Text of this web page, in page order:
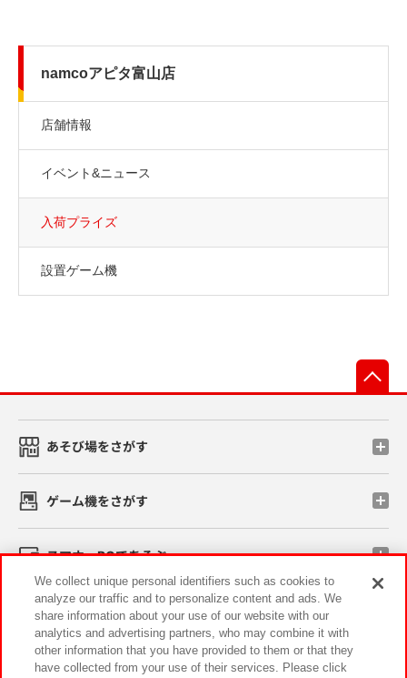
namcoアピタ富山店
店舗情報
イベント&ニュース
入荷プライズ
設置ゲーム機
あそび場をさがす
ゲーム機をさがす
スマホ・PCであそぶ
イベント・キャンペーン
We collect unique personal identifiers such as cookies to
analyze our traffic and to personalize content and ads. We
share information about your use of our website with our
analytics and advertising partners, who may combine it with
other information that you have provided to them or that they
have collected from your use of their services. Please click